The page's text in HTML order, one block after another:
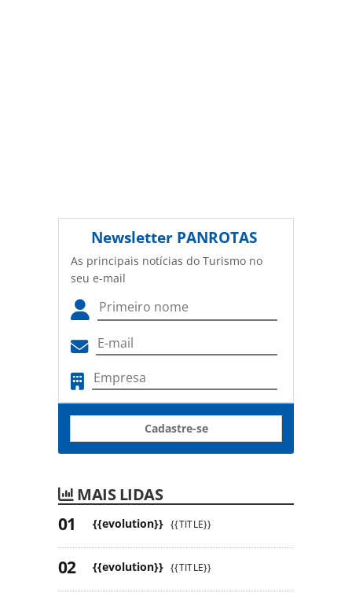
Newsletter PANROTAS
As principais notícias do Turismo no
seu e-mail
Cadastre-se
MAIS LIDAS
{{evolution}} {{TITLE}}
{{evolution}} {{TITLE}}